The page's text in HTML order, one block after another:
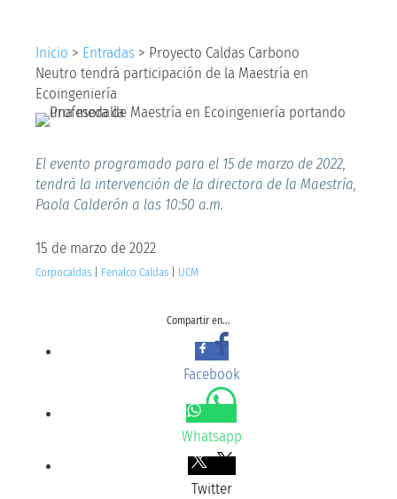
Inicio > Entradas > Proyecto Caldas Carbono
Neutro tendrá participación de la Maestría en
Ecoingeniería
El evento programado para el 15 de marzo de 2022,
tendrá la intervención de la directora de la Maestría,
Paola Calderón a las 10:50 a.m.
15 de marzo de 2022
Corpocaldas Fenalco Caldas UCM
Compartir en...
Facebook
Whatsapp
Twitter